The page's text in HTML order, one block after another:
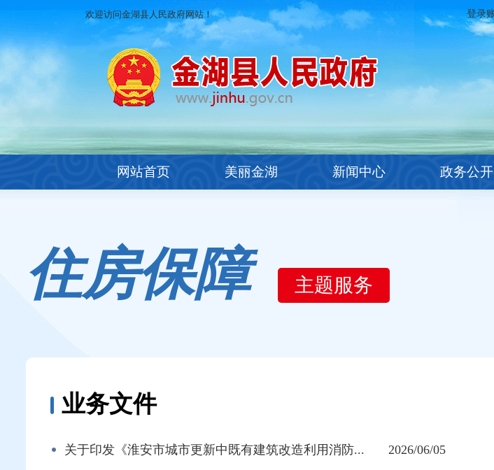
欢迎访问金湖县人民政府网站！
网站首页 美丽金湖 新闻中心 政务公开
住房保障 主题服务
业务文件
2026/06/05
关于印发《淮安市城市更新中既有建筑改造利用消防...